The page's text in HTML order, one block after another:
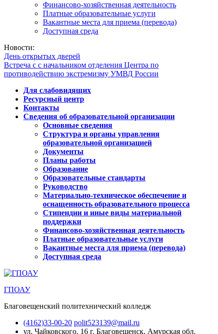
Финансово-хозяйственная деятельность
Платные образовательные услуги
Вакантные места для приема (перевода)
Доступная среда
Новости:
День открытых дверей
Встреча с с начальником отделения Центра по
противодействию экстремизму УМВД России
Для слабовидящих
Ресурсный центр
Контакты
Сведения об образовательной организации
Основные сведения
Структура и органы управления
образовательной организацией
Документы
Планы работы
Образование
Образовательные стандарты
Руководство
Материально-техническое обеспечение и
оснащенность образовательного процесса
Стипендии и иные виды материальной
поддержки
Финансово-хозяйственная деятельность
Платные образовательные услуги
Вакантные места для приема (перевода)
Доступная среда
ГПОАУ
Благовещенский политехнический колледж
(4162)33-00-20 polit523139@mail.ru
ул. Чайковского, 16 г. Благовещенск, Амурская обл.